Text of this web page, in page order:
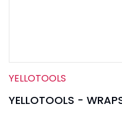
YELLOTOOLS
YELLOTOOLS -